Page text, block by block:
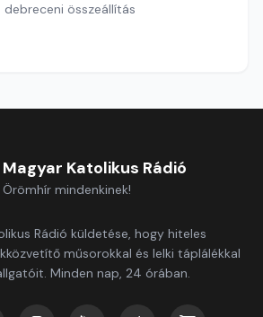
debreceni összeállítás
Magyar Katolikus Rádió
Örömhír mindenkinek!
Rádió küldetése, hogy hiteles
műsorokkal és lelki táplálékkal
Minden nap, 24 órában.